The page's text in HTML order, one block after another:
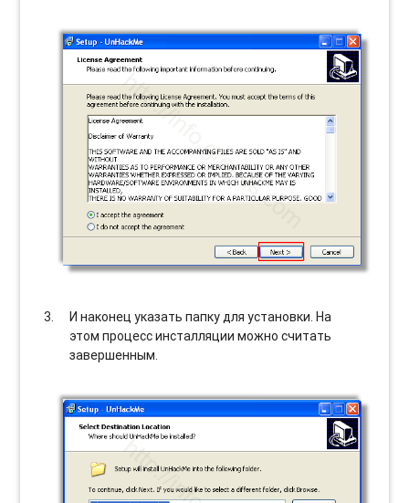
И наконец указать папку для установки. На
этом процесс инсталляции можно считать
завершенным.